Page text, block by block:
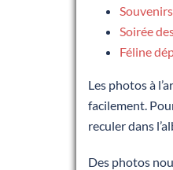
Soirée
Féline
Les photos à
facilement.
reculer dans
Des photos